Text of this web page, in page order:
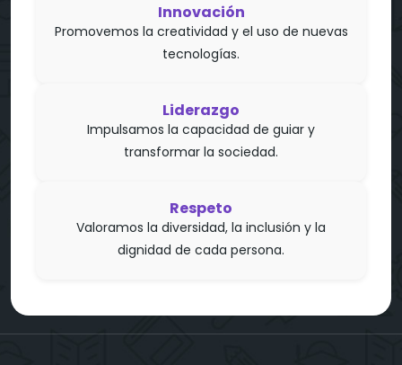
Innovación
Promovemos la creatividad y el uso de nuevas
tecnologías.
Liderazgo
Impulsamos la capacidad de guiar y
transformar la sociedad.
Respeto
Valoramos la diversidad, la inclusión y la
dignidad de cada persona.